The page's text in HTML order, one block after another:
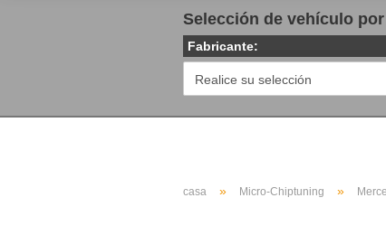
Selección de vehículo
Fabricante:
casa » Micro-Chiptuning »